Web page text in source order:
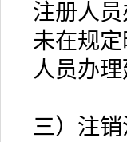
注册人
未在规
人员办
三）注销